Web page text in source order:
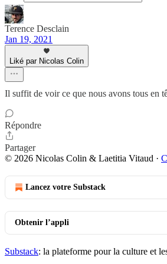
Terence Desclain
Jan 19, 2021
Liké par Nicolas Colin
Il suffit de voir ce que nous avons tous en
Répondre
Partager
© 2026 Nicolas Colin & Laetitia Vitaud ·
Lancez votre Substack
Obtenir l’appli
Substack: la plateforme pour la culture et